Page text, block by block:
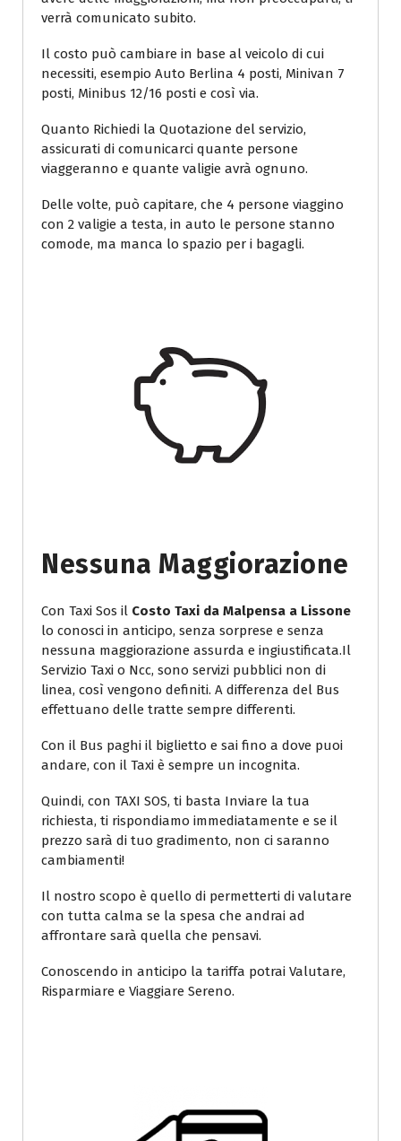
verrà comunicato subito.
Il costo può cambiare in base al veicolo di cui
necessiti, esempio Auto Berlina 4 posti, Minivan 7
posti, Minibus 12/16 posti e così via.
Quanto Richiedi la Quotazione del servizio,
assicurati di comunicarci quante persone
viaggeranno e quante valigie avrà ognuno.
Delle volte, può capitare, che 4 persone viaggino
con 2 valigie a testa, in auto le persone stanno
comode, ma manca lo spazio per i bagagli.
Nessuna Maggiorazione
Con Taxi Sos il Costo Taxi da Malpensa a Lissone
lo conosci in anticipo, senza sorprese e senza
nessuna maggiorazione assurda e ingiustificata.Il
Servizio Taxi o Ncc, sono servizi pubblici non di
linea, così vengono definiti. A differenza del Bus
effettuano delle tratte sempre differenti.
Con il Bus paghi il biglietto e sai fino a dove puoi
andare, con il Taxi è sempre un incognita.
Quindi, con TAXI SOS, ti basta Inviare la tua
richiesta, ti rispondiamo immediatamente e se il
prezzo sarà di tuo gradimento, non ci saranno
cambiamenti!
Il nostro scopo è quello di permetterti di valutare
con tutta calma se la spesa che andrai ad
affrontare sarà quella che pensavi.
Conoscendo in anticipo la tariffa potrai Valutare,
Risparmiare e Viaggiare Sereno.